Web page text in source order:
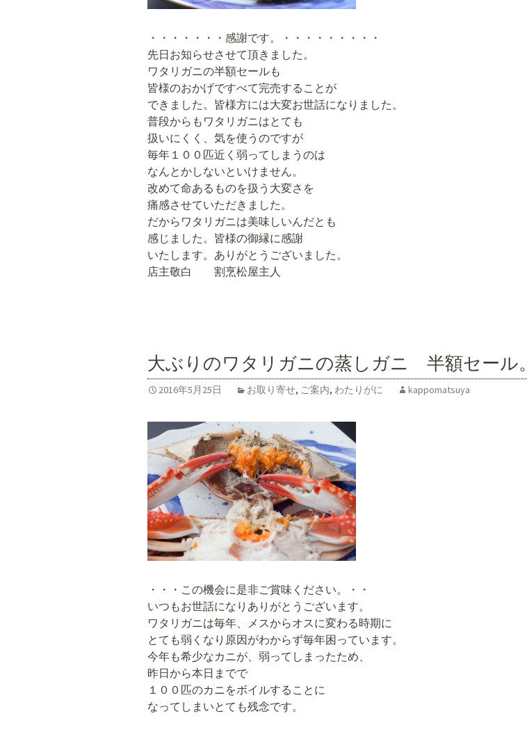
・・・・・・・感謝です。・・・・・・・・・
先日お知らせさせて頂きました。
ワタリガニの半額セールも
皆様のおかげですべて完売することが
できました。皆様方には大変お世話になりました。
普段からもワタリガニはとても
扱いにくく、気を使うのですが
毎年１００匹近く弱ってしまうのは
なんとかしないといけません。
改めて命あるものを扱う大変さを
痛感させていただきました。
だからワタリガニは美味しいんだとも
感じました。皆様の御縁に感謝
いたします。ありがとうございました。
店主敬白 割烹松屋主人
大ぶりのワタリガニの蒸しガニ 半額セール。
2016年5月25日 お取り寄せ, ご案内, わたりがに kappomatsuya
・・・この機会に是非ご賞味ください。・・
いつもお世話になりありがとうございます。
ワタリガニは毎年、メスからオスに変わる時期に
とても弱くなり原因がわからず毎年困っています。
今年も希少なカニが、弱ってしまったため、
昨日から本日までで
１００匹のカニをボイルすることに
なってしまいとても残念です。